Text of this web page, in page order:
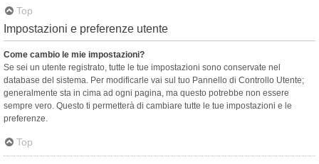
Top
Impostazioni e preferenze utente
Come cambio le mie impostazioni?
Se sei un utente registrato, tutte le tue impostazioni sono conservate nel
database del sistema. Per modificarle vai sul tuo Pannello di Controllo Utente;
generalmente sta in cima ad ogni pagina, ma questo potrebbe non essere
sempre vero. Questo ti permetterà di cambiare tutte le tue impostazioni e le
preferenze.
Top